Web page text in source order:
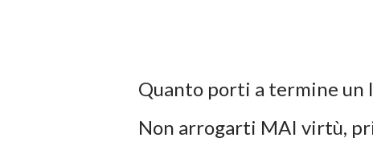
Quanto porti a termine un
Non arrogarti MAI virtù,